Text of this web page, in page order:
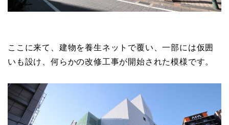
ここに来て、建物を養生ネットで覆い、一部には仮囲
いも設け、何らかの改修工事が開始された模様です。